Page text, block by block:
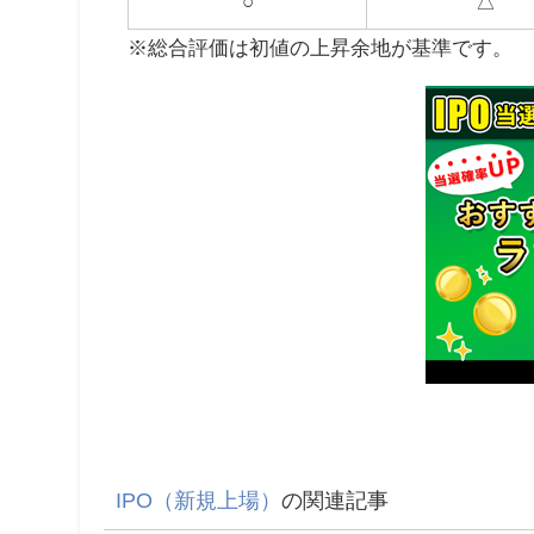
※総合評価は初値の上昇余地が基準です。
IPO（新規上場）の関連記事